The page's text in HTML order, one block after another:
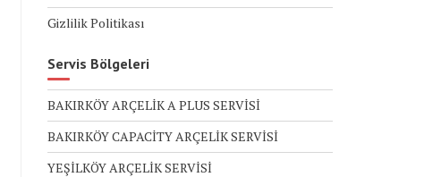
Gizlilik Politikası
Servis Bölgeleri
BAKIRKÖY ARÇELİK A PLUS SERVİSİ
BAKIRKÖY CAPACİTY ARÇELİK SERVİSİ
YEŞİLKÖY ARÇELİK SERVİSİ